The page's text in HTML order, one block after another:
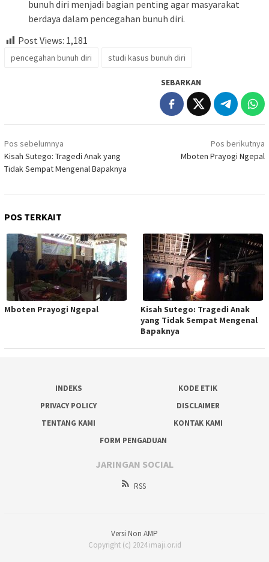
bunuh diri menjadi bagian penting agar masyarakat
berdaya dalam pencegahan bunuh diri.
Post Views: 1,181
pencegahan bunuh diri studi kasus bunuh diri
SEBARKAN
Navigasi
pos
Pos sebelumnya
Kisah Sutego: Tragedi Anak yang
Tidak Sempat Mengenal Bapaknya
Pos berikutnya
Mboten Prayogi Ngepal
POS TERKAIT
Mboten Prayogi Ngepal
Kisah Sutego: Tragedi Anak
yang Tidak Sempat Mengenal
Bapaknya
INDEKS
KODE ETIK
PRIVACY POLICY
DISCLAIMER
TENTANG KAMI
KONTAK KAMI
FORM PENGADUAN
JARINGAN SOCIAL
RSS
Versi Non AMP
Copyright (c) 2024 imaji.or.id